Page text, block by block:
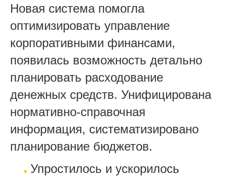
Новая система помогла
оптимизировать управление
корпоративными финансами,
появилась возможность детально
планировать расходование
денежных средств. Унифицирована
нормативно-справочная
информация, систематизировано
планирование бюджетов.
Упростилось и ускорилось